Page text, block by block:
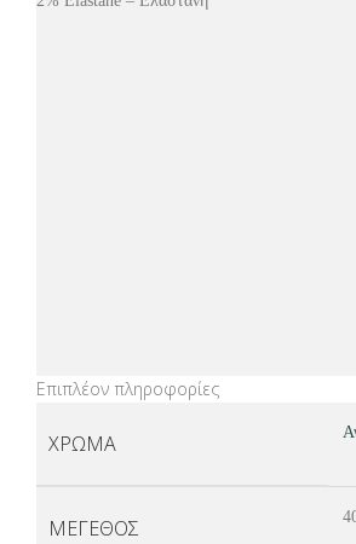
Επιπλέον πληροφορίες
ΧΡΏΜΑ
ΜΈΓΕΘΟΣ